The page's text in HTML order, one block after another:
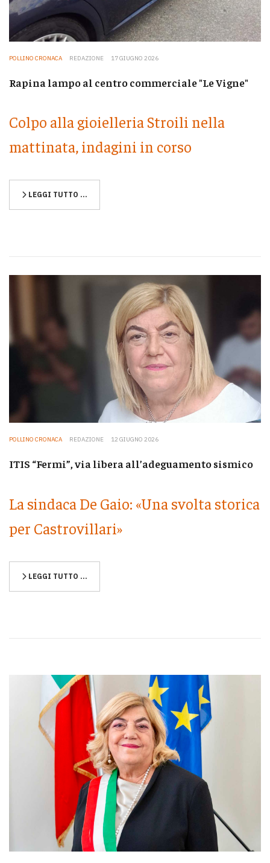
POLLINO CRONACA REDAZIONE 17 GIUGNO 2026
Rapina lampo al centro commerciale "Le Vigne"
Colpo alla gioielleria Stroili nella
mattinata, indagini in corso
LEGGI TUTTO …
POLLINO CRONACA REDAZIONE 12 GIUGNO 2026
ITIS “Fermi”, via libera all’adeguamento sismico
La sindaca De Gaio: «Una svolta storica
per Castrovillari»
LEGGI TUTTO …